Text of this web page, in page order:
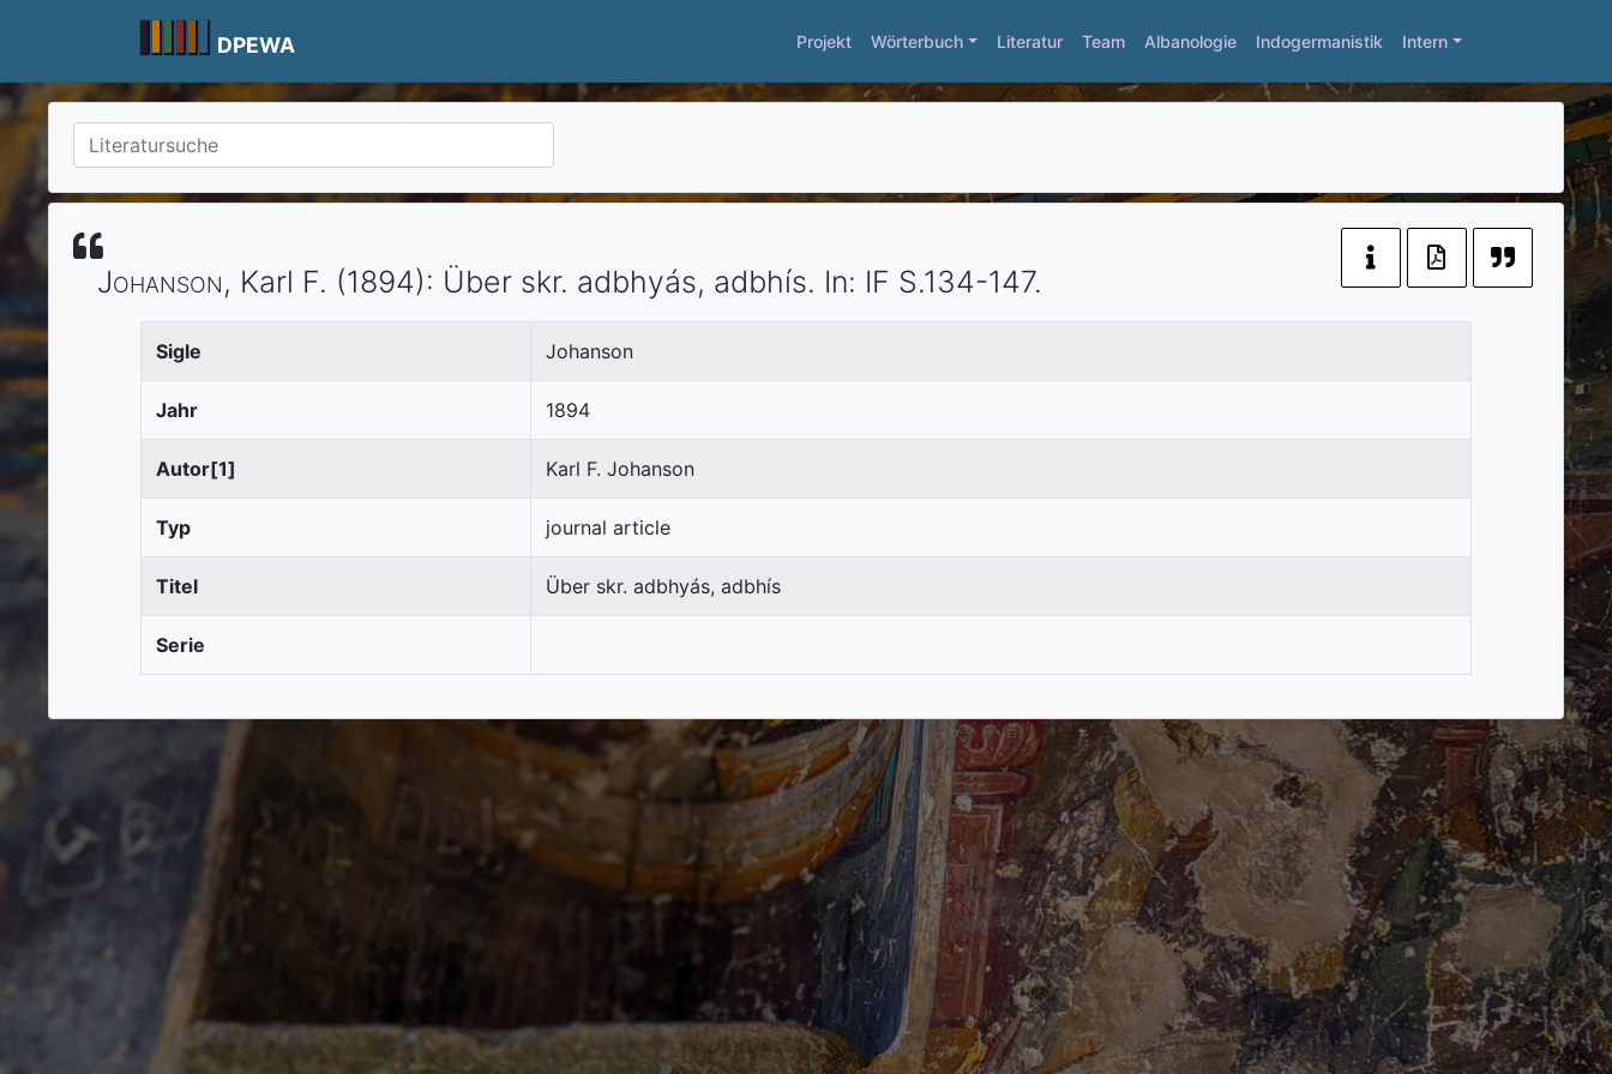
DPEWA Projekt Wörterbuch Literatur Team Albanologie Indogermanistik Intern
Johanson, Karl F. (1894): Über skr. adbhyás, adbhís. In: IF S.134-147.
Sigle Johanson
Jahr 1894
Autor[1] Karl F. Johanson
Typ journal article
Titel Über skr. adbhyás, adbhís
Serie